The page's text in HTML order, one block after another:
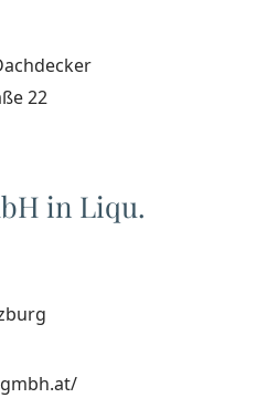
22
in Liqu.